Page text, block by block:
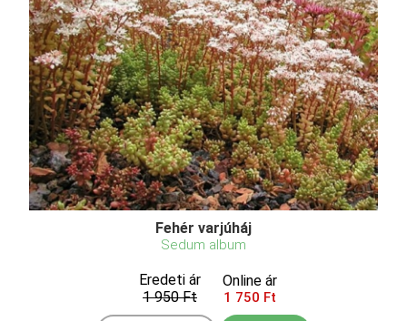
Fehér varjúháj
Sedum album
Eredeti ár
1 950 Ft
Online ár
1 750 Ft